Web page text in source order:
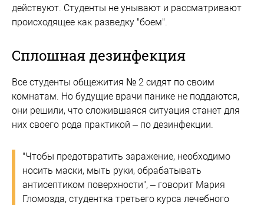
действуют. Студенты не унывают и рассматривают
происходящее как разведку "боем".
Сплошная дезинфекция
Все студенты общежития № 2 сидят по своим
комнатам. Но будущие врачи панике не поддаются,
они решили, что сложившаяся ситуация станет для
них своего рода практикой – по дезинфекции.
"Чтобы предотвратить заражение, необходимо
носить маски, мыть руки, обрабатывать
антисептиком поверхности", – говорит Мария
Гломозда, студентка третьего курса лечебного